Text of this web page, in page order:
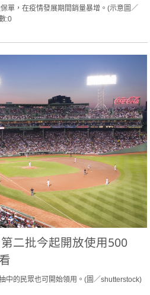
單，在疫情發展期間銷量暴增。(示意圖／
:0
二批今起開放使用500
中的民眾也可開始領用。(圖／shutterstock)